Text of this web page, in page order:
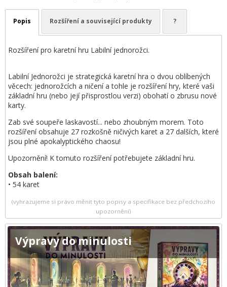
Popis Rozšíření a související produkty ?
Rozšíření pro karetní hru Labilní jednorožci.
Labilní Jednorožci je strategická karetní hra o dvou oblíbených
věcech: jednorožcích a ničení a tohle je rozšíření hry, které vaši
základní hru (nebo její přisprostlou verzi) obohatí o zbrusu nové
karty.
Zab své soupeře laskavostí... nebo zhoubným morem. Toto
rozšíření obsahuje 27 rozkošně ničivých karet a 27 dalších, které
jsou plné apokalyptického chaosu!
Upozornění! K tomuto rozšíření potřebujete základní hru.
Obsah balení:
• 54 karet
(vyhrazujeme si právo měnit tyto popisy a specifikace bez předchozího
upozornění)
Výpravy do minulosti